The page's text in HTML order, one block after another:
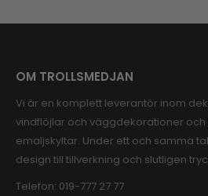
OM TROLLSMEDJAN
Vi är en komplett leverantör inom
vindflöjlar och väggdekorationer och
emaljskyltar. Under ett och samma
design till tillverkning och slutligen
Telefon: 019-777 27 77